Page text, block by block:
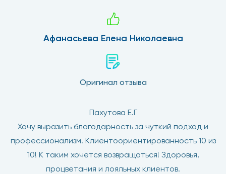
Афанасьева Елена Николаевна
Оригинал отзыва
Пахутова Е.Г
Хочу выразить благодарность за чуткий подход и
профессионализм. Клиентоориентированность 10 из
10! К таким хочется возвращаться! Здоровья,
процветания и лояльных клиентов.